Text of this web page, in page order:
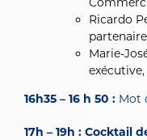
Ricardo
Marie-
16h35 – 16 h 50 : Mot
17h – 19h : Cocktail